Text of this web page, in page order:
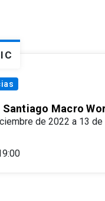
Santiago Macro
de 2022 a 13